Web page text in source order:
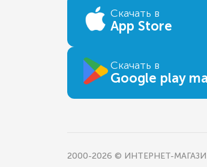
Скачать в
App Store
Скачать в
Google play
2000-2026 © ИНТЕРНЕТ-